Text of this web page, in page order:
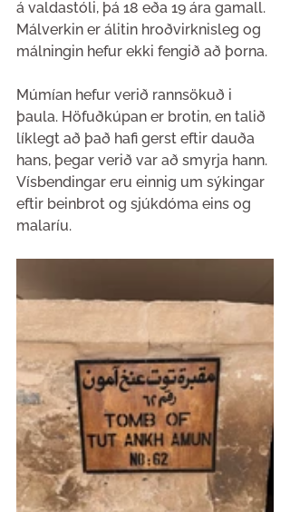
á valdastóli, þá 18 eða 19 ára gamall.
Málverkin er álitin hroðvirknisleg og
málningin hefur ekki fengið að þorna.
Múmían hefur verið rannsökuð i
þaula. Höfuðkúpan er brotin, en talið
líklegt að það hafi gerst eftir dauða
hans, þegar verið var að smyrja hann.
Vísbendingar eru einnig um sýkingar
eftir beinbrot og sjúkdóma eins og
malaríu.